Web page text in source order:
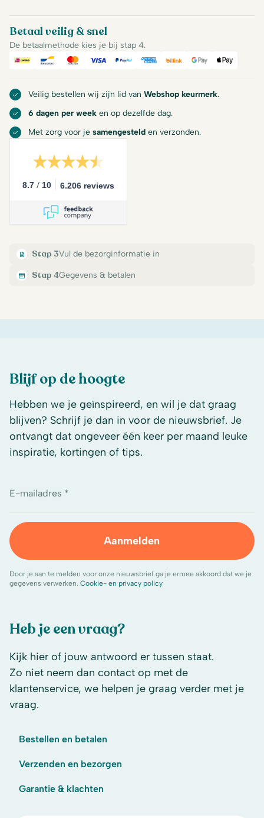
Betaal veilig & snel
De betaalmethode kies je bij stap 4.
iDeal Bancontact
Mastercard
Visa PayPalAmerican Express
BillinkGoogle Pay
Apple
Veilig bestellen wij zijn lid van Webshop keurmerk.
6 dagen per week en op dezelfde dag.
Met zorg voor je samengesteld en verzonden.
8.7 / 10 6.206 reviews
Stap 3Vul de bezorginformatie in
Stap 4Gegevens & betalen
Heb je een vraag?
Kijk hier of jouw antwoord er tussen staat.
Zo niet neem dan contact op met de
klantenservice, we helpen je graag verder met je
vraag.
Bestellen en betalen
Verzenden en bezorgen
Garantie & klachten
Blijf op de hoogte
Hebben we je geïnspireerd, en wil je dat graag
blijven? Schrijf je dan in voor de nieuwsbrief. Je
ontvangt dat ongeveer één keer per maand leuke
inspiratie, kortingen of tips.
E-mailadres *
Aanmelden
Door je aan te melden voor onze nieuwsbrief ga je ermee akkoord dat we je
gegevens verwerken. Cookie- en privacy policy